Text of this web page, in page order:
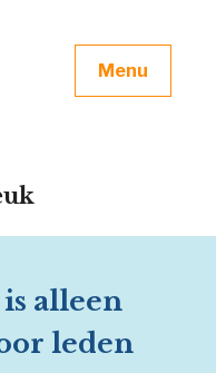
Menu
alleen
leden